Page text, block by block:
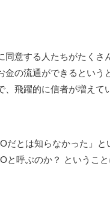
同意する人たちがたくさ
金の流通ができるという
、飛躍的に信者が増えて
だとは知らなかった」
と呼ぶのか？ というこ